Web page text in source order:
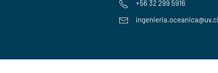
+56 32 299 5916
ingenieria.oceanica@uv.cl